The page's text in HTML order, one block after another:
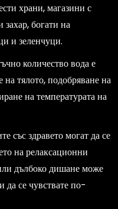
храни, магазини с
богати на
и зеленчуци.
количество вода е
тялото, подобряване на
на температурата на
със здравето могат да се
на релаксационни
дълбоко дишане може
да се чувствате по-